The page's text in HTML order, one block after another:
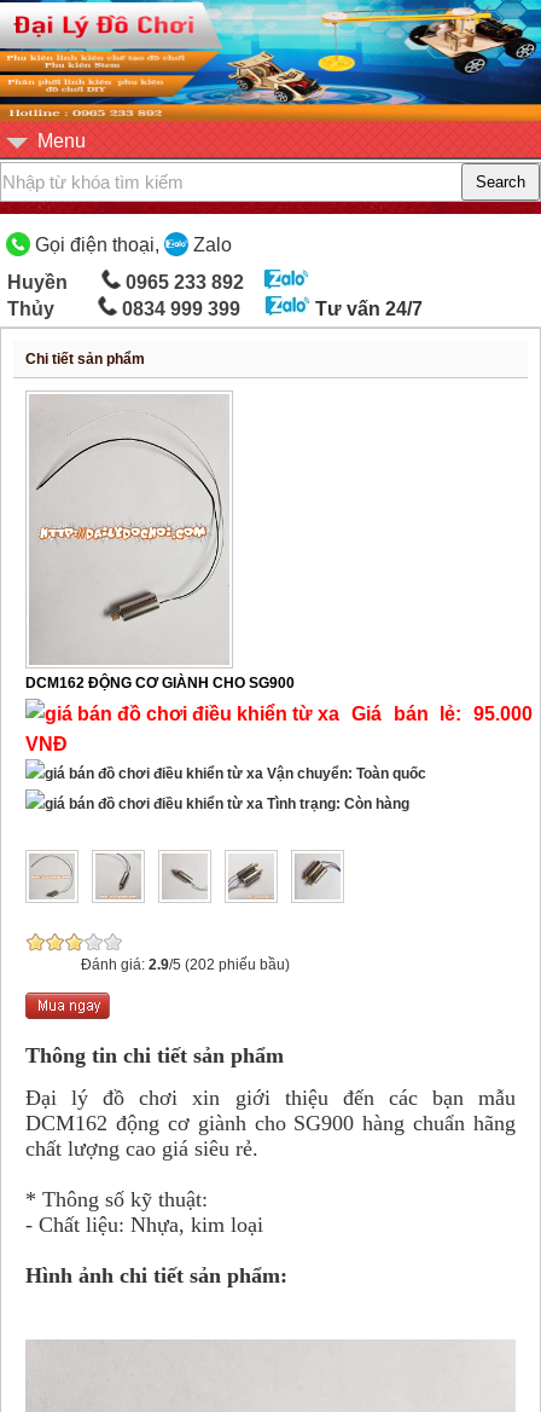
Menu
Gọi điện thoại,
Zalo
Huyền
0965 233 892
Thủy
0834 999 399 Tư vấn 24/7
Chi tiết sản phẩm
DCM162 ĐỘNG CƠ GIÀNH CHO SG900
Giá bán lẻ: 95.000
VNĐ
Vận chuyển: Toàn quốc
Tình trạng: Còn hàng
Đánh giá:2.9/5 (202 phiếu bầu)
Thông tin chi tiết sản phẩm
Đại lý đồ chơi xin giới thiệu đến các bạn mẫu
DCM162 động cơ giành cho SG900 hàng chuẩn hãng
chất lượng cao giá siêu rẻ.
* Thông số kỹ thuật:
- Chất liệu: Nhựa, kim loại
Hình ảnh chi tiết sản phẩm: